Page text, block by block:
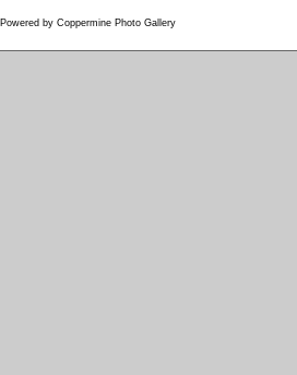
Powered by Coppermine Photo Gallery